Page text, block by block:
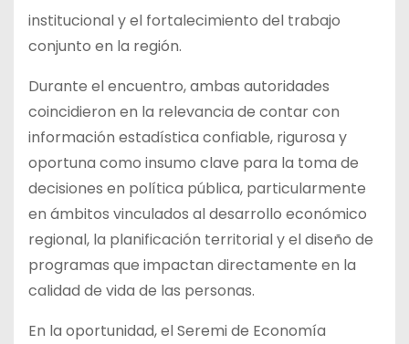
institucional y el fortalecimiento del trabajo
conjunto en la región.
Durante el encuentro, ambas autoridades
coincidieron en la relevancia de contar con
información estadística confiable, rigurosa y
oportuna como insumo clave para la toma de
decisiones en política pública, particularmente
en ámbitos vinculados al desarrollo económico
regional, la planificación territorial y el diseño de
programas que impactan directamente en la
calidad de vida de las personas.
En la oportunidad, el Seremi de Economía